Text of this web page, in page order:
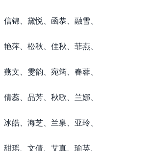
信锦、黛悦、函恭、融雪、
萍、松秋、佳秋、菲燕、
文、雯韵、宛筠、春蓉、
蕊、品芳、秋歌、兰娜、
皓、海芝、兰泉、亚玲、
瑶、文倩、艾真、瑜英、